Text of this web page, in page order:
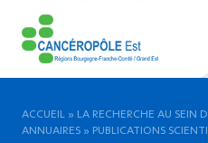
ACCUEIL » LA RECHERCHE AU SEIN
ANNUAIRES » PUBLICATIONS